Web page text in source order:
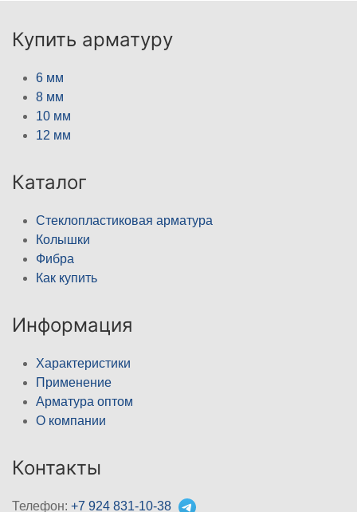
Купить арматуру
6 мм
8 мм
10 мм
12 мм
Каталог
Стеклопластиковая арматура
Колышки
Фибра
Как купить
Информация
Характеристики
Применение
Арматура оптом
О компании
Контакты
Телефон: +7 924 831-10-38